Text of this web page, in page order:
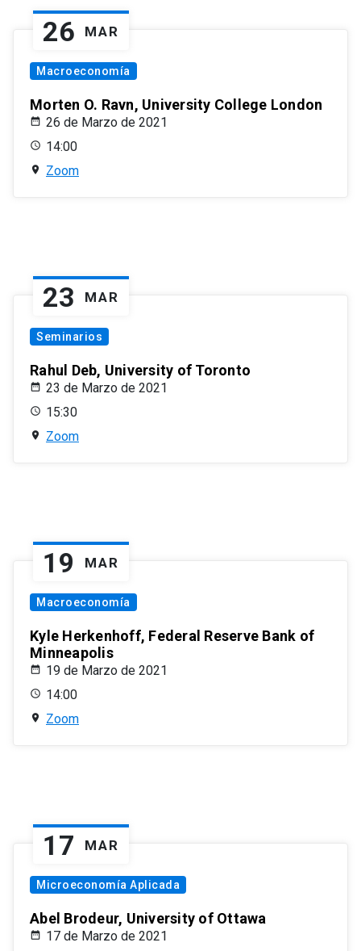
26 MAR
Macroeconomía
Morten O. Ravn, University College London
26 de Marzo de 2021
14:00
Zoom
23 MAR
Seminarios
Rahul Deb, University of Toronto
23 de Marzo de 2021
15:30
Zoom
19 MAR
Macroeconomía
Kyle Herkenhoff, Federal Reserve Bank of
Minneapolis
19 de Marzo de 2021
14:00
Zoom
17 MAR
Microeconomía Aplicada
Abel Brodeur, University of Ottawa
17 de Marzo de 2021